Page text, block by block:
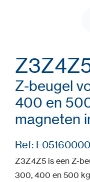
Z-beugel
400 en
magneten
Ref:
Z3Z4Z5 is een Z-
300, 400 en 500